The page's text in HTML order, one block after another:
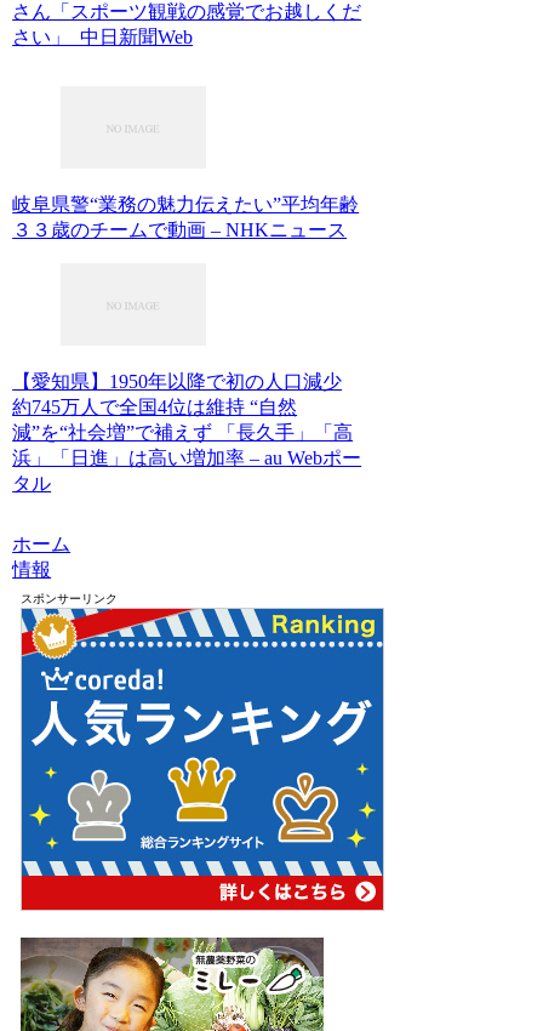
さん「スポーツ観戦の感覚でお越しくだ
さい」 中日新聞Web
岐阜県警“業務の魅力伝えたい”平均年齢
３３歳のチームで動画 – NHKニュース
【愛知県】1950年以降で初の人口減少
約745万人で全国4位は維持 “自然
減”を“社会増”で補えず 「長久手」「高
浜」「日進」は高い増加率 – au Webポー
タル
ホーム
情報
スポンサーリンク